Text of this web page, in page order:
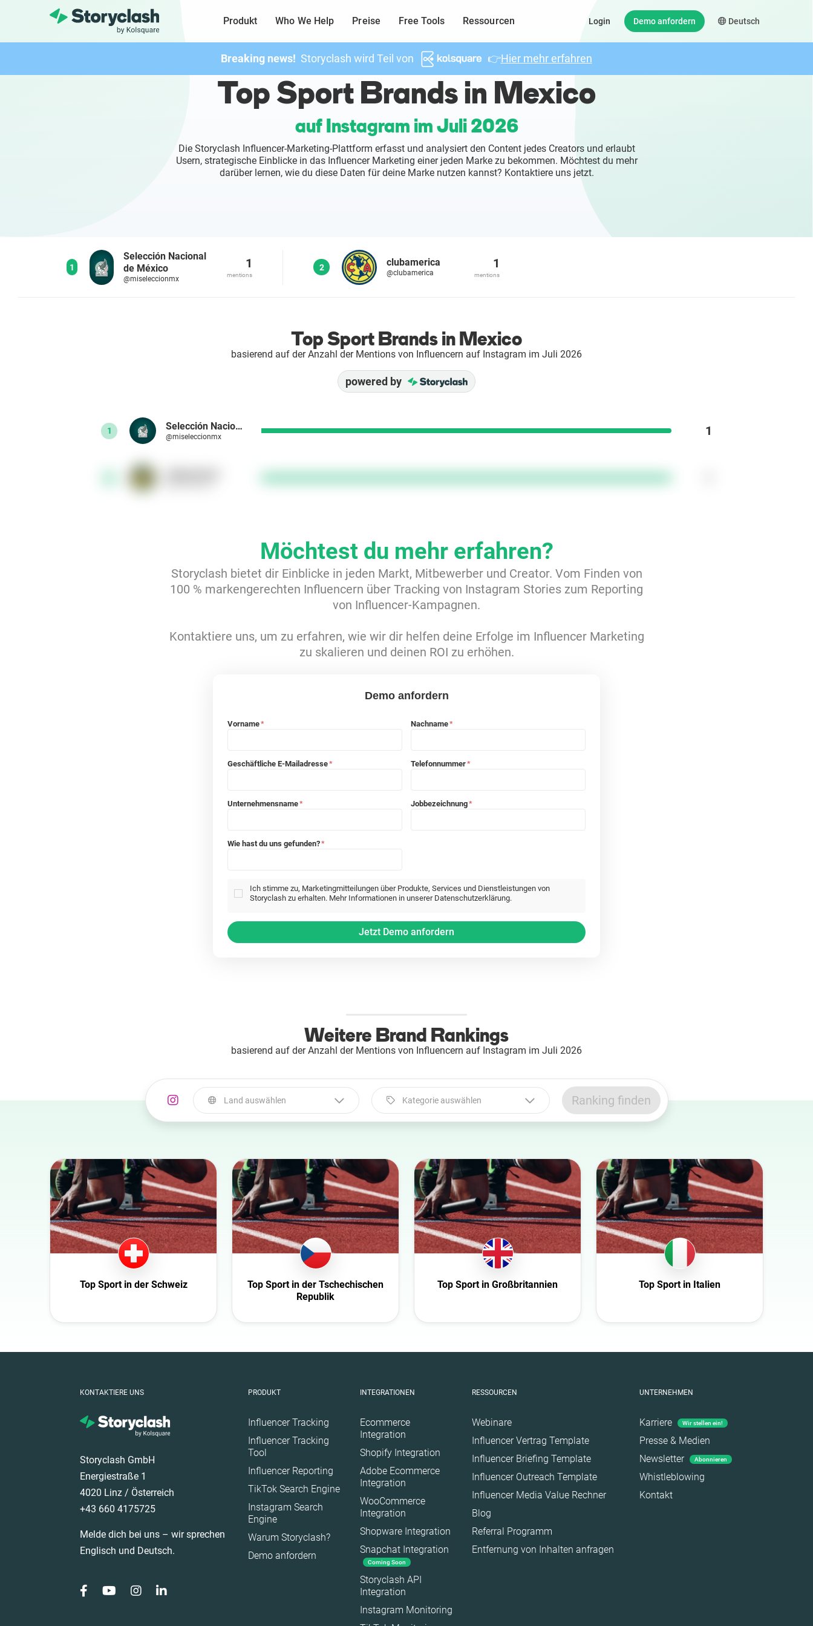
Produkt Who We Help Preise Free Tools Ressourcen Login Demo anfordern Deutsch
Breaking news! Storyclash wird Teil von 👉Hier mehr erfahren
Top Sport Brands in Mexico
auf Instagram im Juli 2026
Die Storyclash Influencer-Marketing-Plattform erfasst und analysiert den Content jedes Creators und erlaubt
Usern, strategische Einblicke in das Influencer Marketing einer jeden Marke zu bekommen. Möchtest du mehr
darüber lernen, wie du diese Daten für deine Marke nutzen kannst? Kontaktiere uns jetzt.
1
Selección Nacional
de México
@miseleccionmx
1
mentions
2 clubamerica
@clubamerica
1
mentions
Top Sport Brands in Mexico
basierend auf der Anzahl der Mentions von Influencern auf Instagram im Juli 2026
powered by
1 Selección Nacional de México
@miseleccionmx 1
Möchtest du mehr erfahren?
Storyclash bietet dir Einblicke in jeden Markt, Mitbewerber und Creator. Vom Finden von
100 % markengerechten Influencern über Tracking von Instagram Stories zum Reporting
von Influencer-Kampagnen.
Kontaktiere uns, um zu erfahren, wie wir dir helfen deine Erfolge im Influencer Marketing
zu skalieren und deinen ROI zu erhöhen.
Demo anfordern
Vorname* Nachname*
Geschäftliche E-Mailadresse* Telefonnummer*
Unternehmensname* Jobbezeichnung*
Wie hast du uns gefunden?*
Ich stimme zu, Marketingmitteilungen über Produkte, Services und Dienstleistungen von
Storyclash zu erhalten. Mehr Informationen in unserer Datenschutzerklärung.
Weitere Brand Rankings
basierend auf der Anzahl der Mentions von Influencern auf Instagram im Juli 2026
Land auswählen
Azerbaijan
Belgien
Bulgaria
Canada
Croatia
Schweiz
Mexico
Kategorie auswählen
Beauty
Bildung
Entertainment
Ernährung
Familie
Finanzen
Gesundheit
Natur
Politik
Reisen
Sport
Technologie
Tiere
Wissenschaft
Ranking finden
Top Sport in der Schweiz
Top Sport in der Tschechischen
Republik
Top Sport in Großbritannien Top Sport in Italien
KONTAKTIERE UNS
Storyclash GmbH
Energiestraße 1
4020 Linz / Österreich
+43 660 4175725
Melde dich bei uns – wir sprechen
Englisch und Deutsch.
PRODUKT
Influencer Tracking
Influencer Tracking
Tool
Influencer Reporting
TikTok Search Engine
Instagram Search
Engine
Warum Storyclash?
Demo anfordern
INTEGRATIONEN
Ecommerce
Integration
Shopify Integration
Adobe Ecommerce
Integration
WooCommerce
Integration
Shopware Integration
Snapchat Integration
Coming Soon
Storyclash API
Integration
Instagram Monitoring
RESSOURCEN
Webinare
Influencer Vertrag Template
Influencer Briefing Template
Influencer Outreach Template
Influencer Media Value Rechner
Blog
Referral Programm
Entfernung von Inhalten anfragen
UNTERNEHMEN
Karriere Wir stellen ein!
Presse & Medien
Newsletter
Abonnieren
Whistleblowing
Kontakt